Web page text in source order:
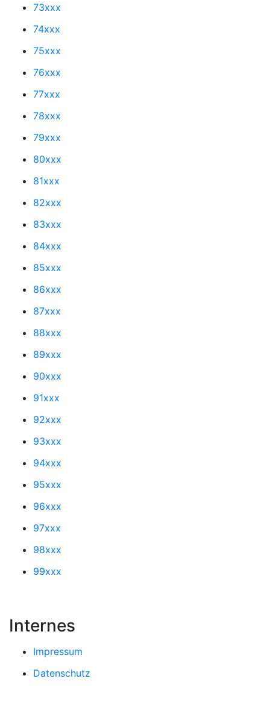
73xxx
74xxx
75xxx
76xxx
77xxx
78xxx
79xxx
80xxx
81xxx
82xxx
83xxx
84xxx
85xxx
86xxx
87xxx
88xxx
89xxx
90xxx
91xxx
92xxx
93xxx
94xxx
95xxx
96xxx
97xxx
98xxx
99xxx
Internes
Impressum
Datenschutz